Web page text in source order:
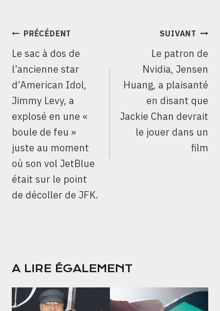
NAVIGATION
L’ARTICLE
PRÉCÉDENT
Le sac à dos de
l’ancienne star
d’American Idol,
Jimmy Levy, a
explosé en une «
boule de feu »
juste au moment
où son vol JetBlue
était sur le point
de décoller de JFK.
SUIVANT
Le patron de
Nvidia, Jensen
Huang, a plaisanté
en disant que
Jackie Chan devrait
le jouer dans un
film
A LIRE ÉGALEMENT